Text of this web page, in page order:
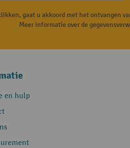
gaat u akkoord met het ontvangen
Meer informatie over de
en hulp